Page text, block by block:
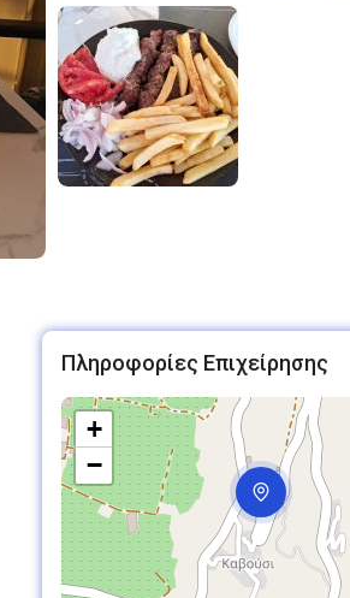
Πληροφορίες Επιχείρησης
+
−